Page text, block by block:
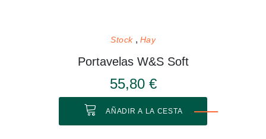
Stock Hay
Portavelas W&S Soft
55,80 €
AÑADIR A LA CESTA